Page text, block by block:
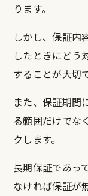
ります。
しかし、保証内
したときにどう
することが大切
また、保証期間
る範囲だけでな
クします。
長期保証であっ
なければ保証が